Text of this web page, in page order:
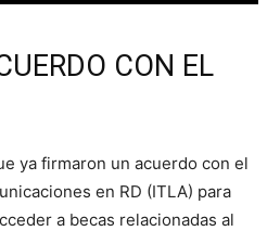
CON EL
ya firmaron un acuerdo con el
en RD (ITLA) para
a becas relacionadas al